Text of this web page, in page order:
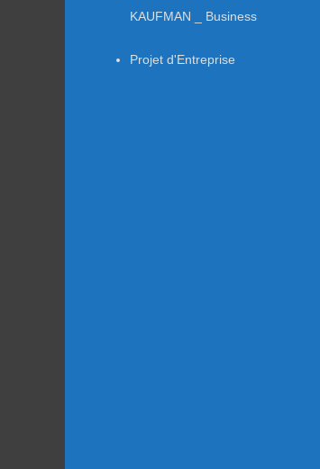
KAUFMAN _ Business
Projet d'Entreprise